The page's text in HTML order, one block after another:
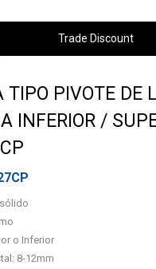
Trade Discount
TIPO PIVOTE DE
INFERIOR /
o Inferior
8-12mm